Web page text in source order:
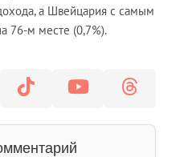
а Швейцария с самым
76-м месте (0,7%).